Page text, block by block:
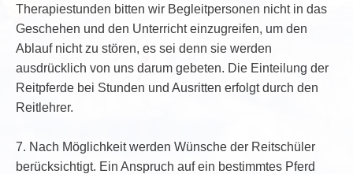
Therapiestunden bitten wir Begleitpersonen nicht in das
Geschehen und den Unterricht einzugreifen, um den
Ablauf nicht zu stören, es sei denn sie werden
ausdrücklich von uns darum gebeten. Die Einteilung der
Reitpferde bei Stunden und Ausritten erfolgt durch den
Reitlehrer.
7. Nach Möglichkeit werden Wünsche der Reitschüler
berücksichtigt. Ein Anspruch auf ein bestimmtes Pferd